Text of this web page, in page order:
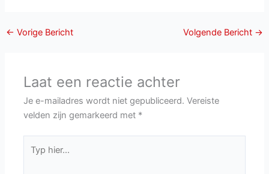
← Vorige Bericht Volgende Bericht →
Laat een reactie achter
Je e-mailadres wordt niet gepubliceerd. Vereiste
velden zijn gemarkeerd met *
hier...